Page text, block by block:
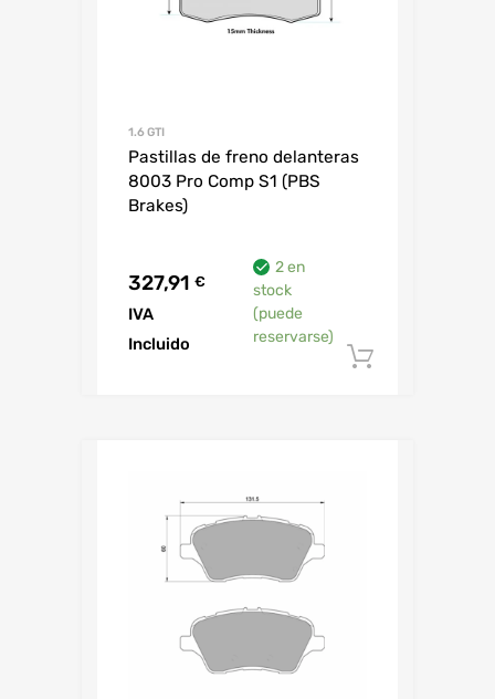
1.6 GTI
Pastillas de freno delanteras
8003 Pro Comp S1 (PBS
Brakes)
327,91 €
IVA
Incluido
2 en
stock
(puede
reservarse)